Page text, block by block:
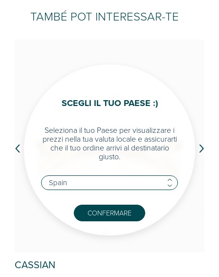
TAMBÉ POT INTERESSAR-TE
CASSIAN
‹ ›
SCEGLI IL TUO PAESE :)
Seleziona il tuo Paese per visualizzare i
prezzi nella tua valuta locale e assicurarti
che il tuo ordine arrivi al destinatario
giusto.
CONFERMARE